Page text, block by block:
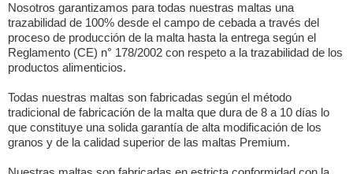
Nosotros garantizamos para todas nuestras maltas una
trazabilidad de 100% desde el campo de cebada a través del
proceso de producción de la malta hasta la entrega según el
Reglamento (CE) n° 178/2002 con respeto a la trazabilidad de los
productos alimenticios.
Todas nuestras maltas son fabricadas según el método
tradicional de fabricación de la malta que dura de 8 a 10 días lo
que constituye una solida garantía de alta modificación de los
granos y de la calidad superior de las maltas Premium.